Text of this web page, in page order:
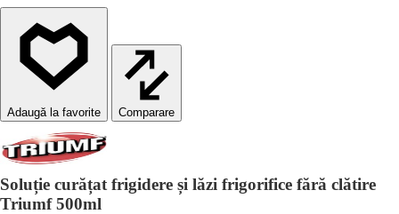
Comparare
Soluție curățat frigidere și lăzi frigorifice fără clătire
Triumf 500ml